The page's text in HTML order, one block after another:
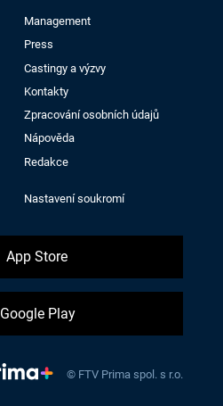
Management
Press
Castingy a výzvy
Kontakty
Zpracování osobních údajů
Nápověda
Redakce
Nastavení soukromí
App Store
Google Play
© FTV Prima spol. s r.o.